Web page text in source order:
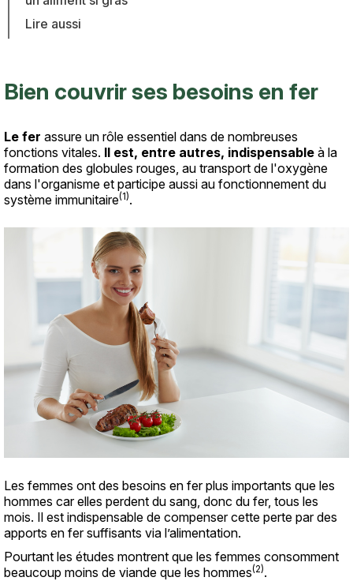
Lire aussi
Texte
Bien couvrir ses besoins en fer
Le fer assure un rôle essentiel dans de nombreuses
fonctions vitales. Il est, entre autres, indispensable à la
formation des globules rouges, au transport de l'oxygène
dans l'organisme et participe aussi au fonctionnement du
système immunitaire(1).
Les femmes ont des besoins en fer plus importants que les
hommes car elles perdent du sang, donc du fer, tous les
mois. Il est indispensable de compenser cette perte par des
apports en fer suffisants via l’alimentation.
Pourtant les études montrent que les femmes consomment
beaucoup moins de viande que les hommes(2).